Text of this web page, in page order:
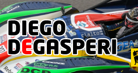
degli
argomenti
delle
notizie:
Stagione
2016